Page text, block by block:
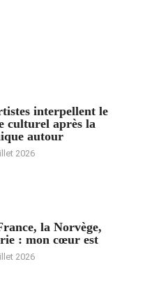
interpellent le
culturel après la
autour
2026
la Norvège,
: mon cœur est
2026